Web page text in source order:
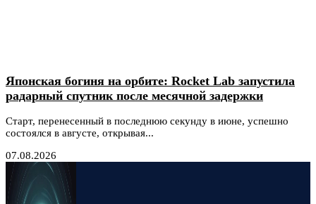
Японская богиня на орбите: Rocket Lab запустила
радарный спутник после месячной задержки
Старт, перенесенный в последнюю секунду в июне, успешно
состоялся в августе, открывая...
07.08.2026